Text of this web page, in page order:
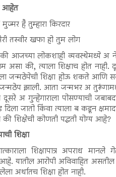
आहेत
है तुम्हारा किरदार
तस्वीर खफा हो तुम लोग
आजच्या लोकशाही व्यवस्थेमध्ये अ
असा की, त्याला शिक्षाच होत
जन्मठेपेची शिक्षा होऊ शकते आणि
झाली. आता जन्मभर अ
अ गुन्हेगाराला पोसण्याची
जातो किंवा त्याला ब कडून
की शिक्षेची कोणती पद्धती योग्य आहे?
शिक्षा
शिक्षापात्र अपराध
यातील आरोपी अविवाहित
अर्थातच शिक्षा होत नाही.